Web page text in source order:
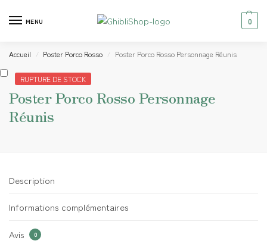
MENU 0
Accueil / Poster Porco Rosso / Poster Porco Rosso Personnage Réunis
RUPTURE DE STOCK
Poster Porco Rosso Personnage
Réunis
Description
Informations complémentaires
Avis 0